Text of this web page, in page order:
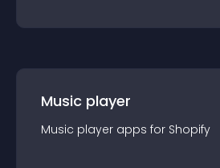
Music player
Music player apps for Shopify